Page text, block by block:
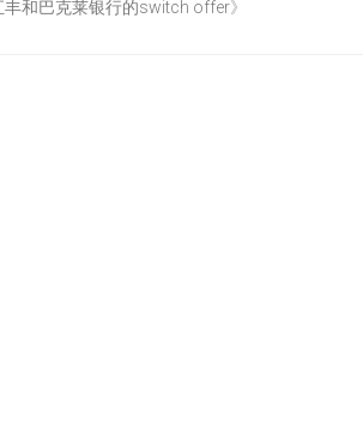
丰和巴克莱银行的switch offer》